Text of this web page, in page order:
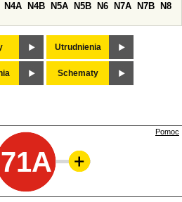
N4A N4B N5A N5B N6 N7A N7B
N8
Utrudnienia
Schematy
71A
Pomoc